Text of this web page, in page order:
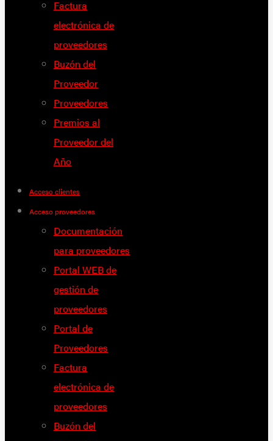
Factura
electrónica de
proveedores
Buzón del
Proveedor
Proveedores
Premios al
Proveedor del
Año
Acceso clientes
Acceso proveedores
Documentación
para proveedores
Portal WEB de
gestión de
proveedores
Portal de
Proveedores
Factura
electrónica de
proveedores
Buzón del